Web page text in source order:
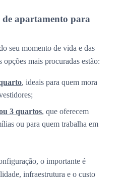
apartamento para
seu momento de vida e das
opções mais procuradas estão:
, ideais para quem mora
3 quartos, que oferecem
ou para quem trabalha em
o importante é
infraestrutura e o custo